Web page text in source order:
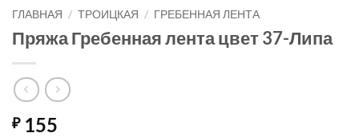
ГЛАВНАЯ / ТРОИЦКАЯ / ГРЕБЕННАЯ ЛЕНТА
Пряжа Гребенная лента цвет 37-Липа
₽155